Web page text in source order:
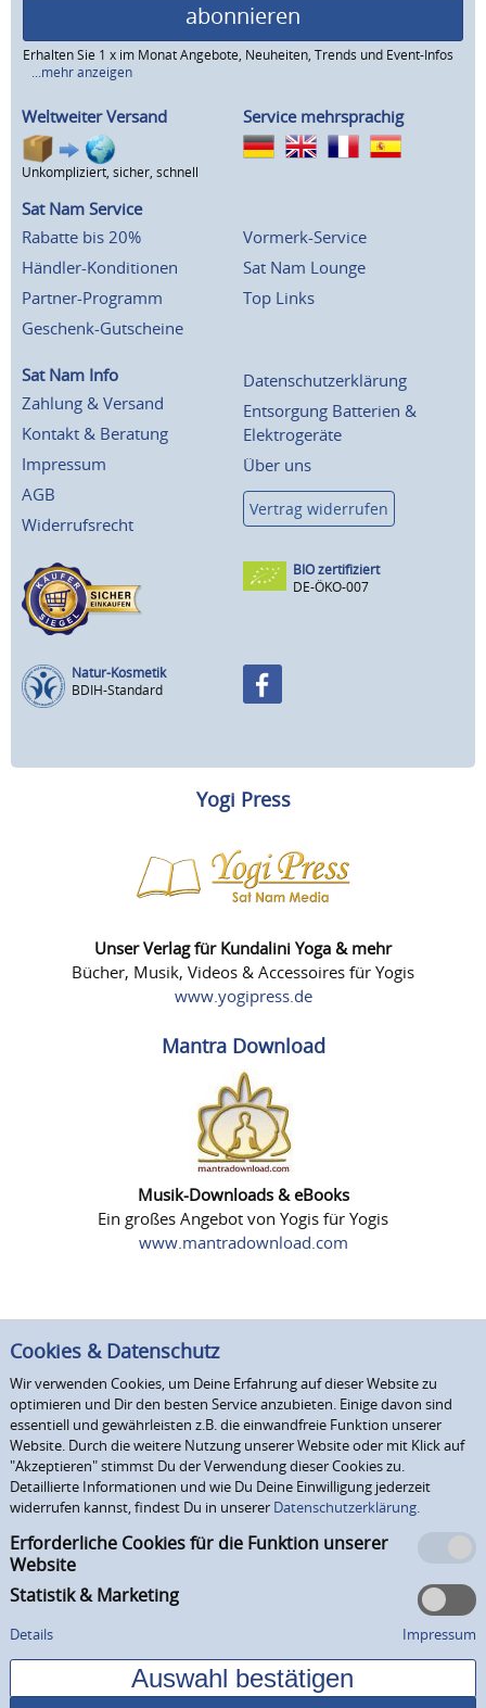
abonnieren
Erhalten Sie 1 x im Monat Angebote, Neuheiten, Trends und Event-Infos
...mehr anzeigen
Weltweiter Versand
Unkompliziert, sicher, schnell
Service mehrsprachig
Sat Nam Service
Rabatte bis 20%
Händler-Konditionen
Partner-Programm
Geschenk-Gutscheine
Vormerk-Service
Sat Nam Lounge
Top Links
Sat Nam Info
Zahlung & Versand
Kontakt & Beratung
Impressum
AGB
Widerrufsrecht
Datenschutzerklärung
Entsorgung Batterien &
Elektrogeräte
Über uns
Vertrag widerrufen
BIO zertifiziert
DE-ÖKO-007
Natur-Kosmetik
BDIH-Standard
Yogi Press
Unser Verlag für Kundalini Yoga & mehr
Bücher, Musik, Videos & Accessoires für Yogis
www.yogipress.de
Mantra Download
Musik-Downloads & eBooks
Ein großes Angebot von Yogis für Yogis
www.mantradownload.com
Cookies & Datenschutz
Wir verwenden Cookies, um Deine Erfahrung auf dieser Website zu
optimieren und Dir den besten Service anzubieten. Einige davon sind
essentiell und gewährleisten z.B. die einwandfreie Funktion unserer
Website. Durch die weitere Nutzung unserer Website oder mit Klick auf
"Akzeptieren" stimmst Du der Verwendung dieser Cookies zu.
Detaillierte Informationen und wie Du Deine Einwilligung jederzeit
widerrufen kannst, findest Du in unserer Datenschutzerklärung.
Erforderliche Cookies für die Funktion unserer
Website
Statistik & Marketing
Details Impressum